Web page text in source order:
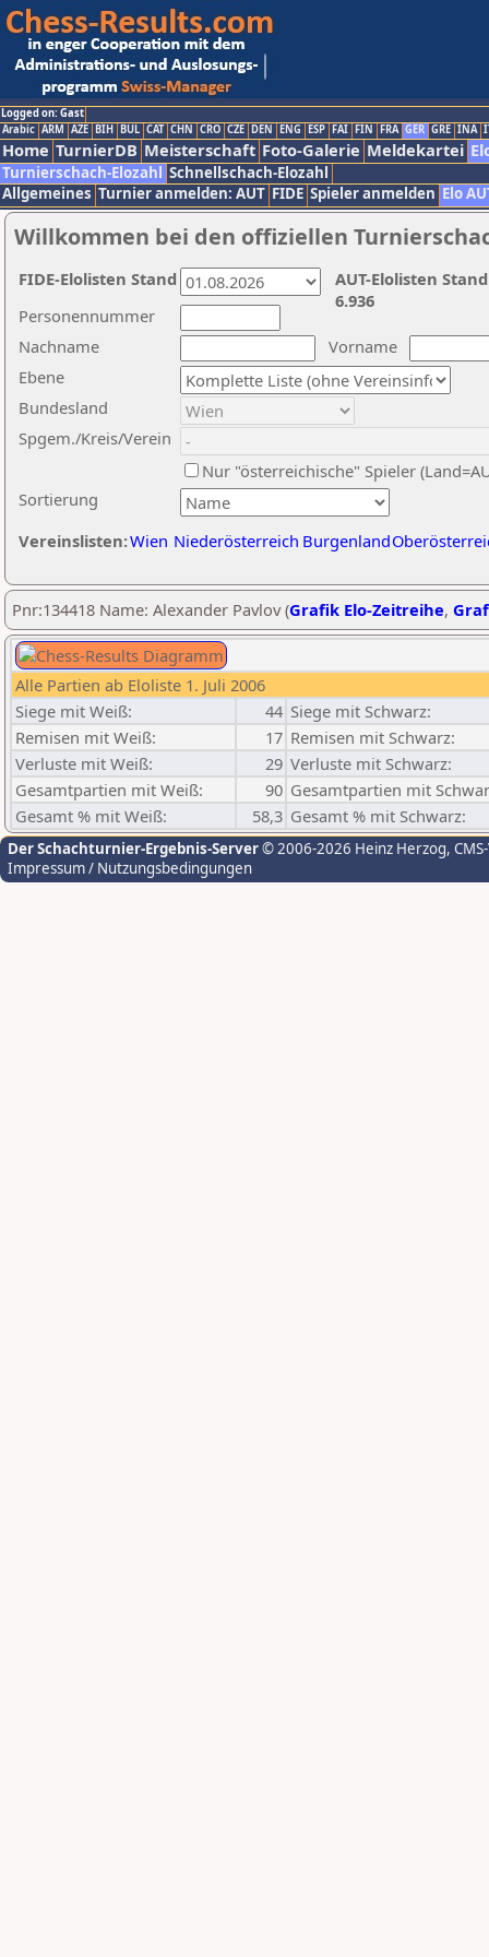
Logged on: Gast
Arabic ARM AZE BIH BUL CAT CHN CRO CZE DEN ENG ESP FAI FIN FRA GER GRE INA
Home TurnierDB Meisterschaft Foto-Galerie Meldekartei
Turnierschach-Elozahl Schnellschach-Elozahl
Allgemeines Turnier anmelden: AUT FIDE Spieler anmelden Elo
Willkommen bei den offiziellen
Nachname
Vorname
Ebene
Sortierung
Personennummer
Bundesland
Spgem./Kreis/Verein
Nur "österreichische" Spieler
Vereinslisten:Wien Niederösterreich Burgenland
AUT-Elolisten
6.936
FIDE-Elolisten Stand
Pnr:134418 Name: Alexander Pavlov (Grafik Elo-Zeitreihe,
Alle Partien ab Eloliste 1. Juli 2006
Siege mit Weiß:
44 Siege mit Schwarz:
Remisen mit Weiß:
17 Remisen mit Schwarz:
Verluste mit Weiß:
29 Verluste mit Schwarz:
Gesamtpartien mit Weiß:
90 Gesamtpartien mit
Gesamt % mit Weiß:
58,3 Gesamt % mit Schwarz:
Der Schachturnier-Ergebnis-Server© 2006-2026 Heinz Herzog,
Impressum / Nutzungsbedingungen